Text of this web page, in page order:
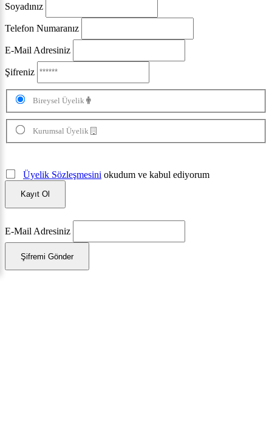
Soyadınız
Telefon Numaranız
E-Mail Adresiniz
Şifreniz
Bireysel Üyelik
Kurumsal Üyelik
Üyelik Sözleşmesini okudum ve kabul ediyorum
Kayıt Ol
E-Mail Adresiniz
Şifremi Gönder